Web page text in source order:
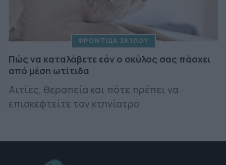
ΦΡΟΝΤΙΔΑ ΣΚΥΛΟΥ
Πώς να καταλάβετε εάν ο σκύλος σας πάσχει
από μέση ωτίτιδα
Αιτίες, θεραπεία και πότε πρέπει να
επισκεφτείτε τον κτηνίατρο